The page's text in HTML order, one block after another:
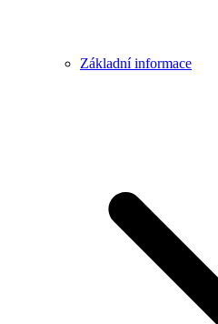
Základní informace